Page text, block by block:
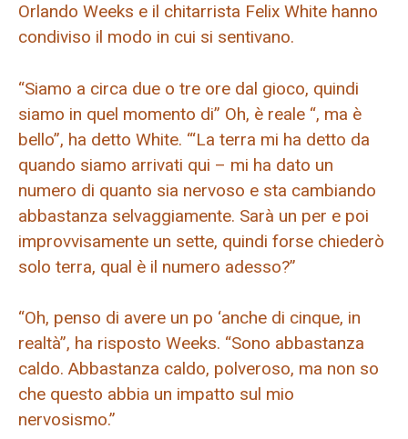
Orlando Weeks e il chitarrista Felix White hanno
condiviso il modo in cui si sentivano.
“Siamo a circa due o tre ore dal gioco, quindi
siamo in quel momento di” Oh, è reale “, ma è
bello”, ha detto White. “‘La terra mi ha detto da
quando siamo arrivati ​​qui – mi ha dato un
numero di quanto sia nervoso e sta cambiando
abbastanza selvaggiamente. Sarà un per e poi
improvvisamente un sette, quindi forse chiederò
solo terra, qual è il numero adesso?”
“Oh, penso di avere un po ‘anche di cinque, in
realtà”, ha risposto Weeks. “Sono abbastanza
caldo. Abbastanza caldo, polveroso, ma non so
che questo abbia un impatto sul mio
nervosismo.”